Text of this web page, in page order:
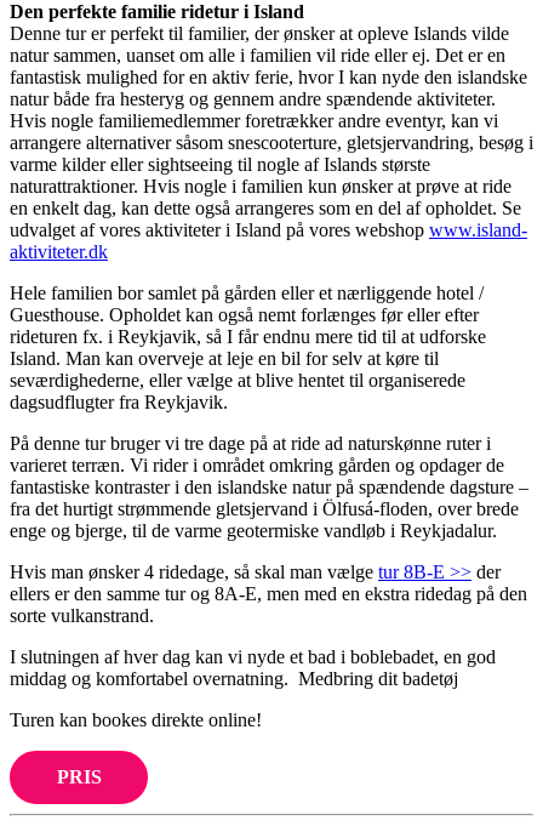
Den perfekte familie ridetur i Island
Denne tur er perfekt til familier, der ønsker at opleve Islands vilde
natur sammen, uanset om alle i familien vil ride eller ej. Det er en
fantastisk mulighed for en aktiv ferie, hvor I kan nyde den islandske
natur både fra hesteryg og gennem andre spændende aktiviteter.
Hvis nogle familiemedlemmer foretrækker andre eventyr, kan vi
arrangere alternativer såsom snescooterture, gletsjervandring, besøg i
varme kilder eller sightseeing til nogle af Islands største
naturattraktioner. Hvis nogle i familien kun ønsker at prøve at ride
en enkelt dag, kan dette også arrangeres som en del af opholdet. Se
udvalget af vores aktiviteter i Island på vores webshop www.island-
aktiviteter.dk
Hele familien bor samlet på gården eller et nærliggende hotel /
Guesthouse. Opholdet kan også nemt forlænges før eller efter
rideturen fx. i Reykjavik, så I får endnu mere tid til at udforske
Island. Man kan overveje at leje en bil for selv at køre til
seværdighederne, eller vælge at blive hentet til organiserede
dagsudflugter fra Reykjavik.
På denne tur bruger vi tre dage på at ride ad naturskønne ruter i
varieret terræn. Vi rider i området omkring gården og opdager de
fantastiske kontraster i den islandske natur på spændende dagsture –
fra det hurtigt strømmende gletsjervand i Ölfusá-floden, over brede
enge og bjerge, til de varme geotermiske vandløb i Reykjadalur.
Hvis man ønsker 4 ridedage, så skal man vælge tur 8B-E >> der
ellers er den samme tur og 8A-E, men med en ekstra ridedag på den
sorte vulkanstrand.
I slutningen af hver dag kan vi nyde et bad i boblebadet, en god
middag og komfortabel overnatning. Medbring dit badetøj
Turen kan bookes direkte online!
PRIS